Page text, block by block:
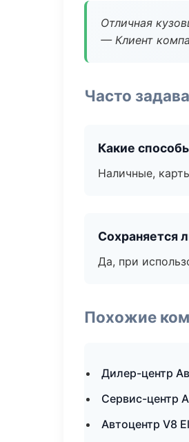
Отличная
— Клиент
Часто
Какие
Наличные,
Сохраняется
Да, при
Похожие
Дилер-центр
Сервис-центр
Автоцентр V8